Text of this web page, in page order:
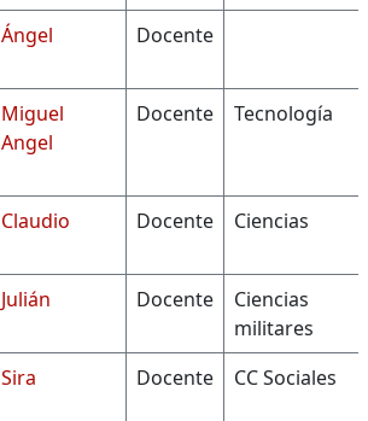
Ángel Docente
Miguel
Angel
Docente Tecnología
Claudio Docente Ciencias
Julián Docente
Ciencias
militares
Sira Docente CC Sociales